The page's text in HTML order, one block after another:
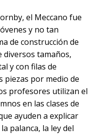
el Meccano fue
y no tan
de construcción de
tamaños,
y con filas de
piezas por medio de
profesores utilizan el
en las clases de
ayuden a explicar
palanca, la ley del